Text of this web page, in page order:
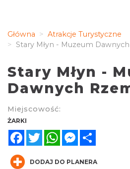
Główna
Atrakcje Turystyczne
Stary Młyn - Muzeum
Stary Młyn -
Dawnych
Miejscowość:
ŻARKI
FacebookTwitterWhatsAppMessenger
DODAJ DO PLANERA